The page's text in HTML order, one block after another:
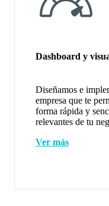
Dashboard y
Diseñamos e
empresa que te
forma rápida y
relevantes de tu
Ver más